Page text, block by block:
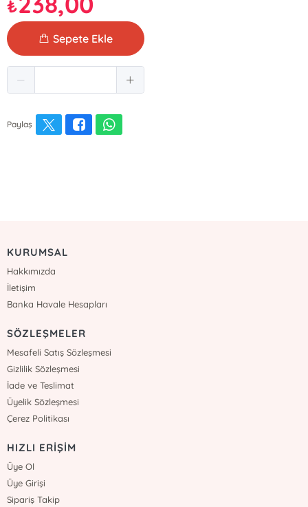
₺
Sepete Ekle
Paylaş
KURUMSAL
Hakkımızda
İletişim
Banka Havale Hesapları
SÖZLEŞMELER
Mesafeli Satış Sözleşmesi
Gizlilik Sözleşmesi
İade ve Teslimat
Üyelik Sözleşmesi
Çerez Politikası
HIZLI ERİŞİM
Üye Ol
Üye Girişi
Sipariş Takip